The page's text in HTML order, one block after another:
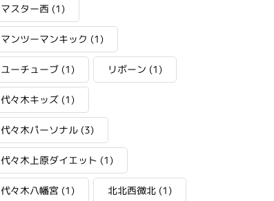
マスター西 (1)
マンツーマンキック (1)
ユーチューブ (1) リボーン (1)
代々木キッズ (1)
代々木パーソナル (3)
代々木上原ダイエット (1)
代々木八幡宮 (1) 北北西微北 (1)